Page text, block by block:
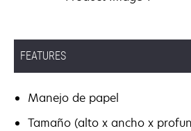
FEATURES
Manejo de papel
Tamaño (alto x ancho x